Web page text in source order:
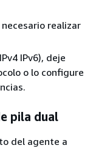
necesario realizar
IPv6), deje
o lo configure
pila dual
del agente a